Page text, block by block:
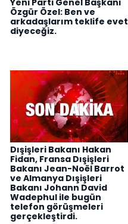
Yeni Parti Genel Başkanı
Özgür Özel: Ben ve
arkadaşlarım teklife evet
diyeceğiz.
Dışişleri Bakanı Hakan
Fidan, Fransa Dışişleri
Bakanı Jean-Noël Barrot
ve Almanya Dışişleri
Bakanı Johann David
Wadephul ile bugün
telefon görüşmeleri
gerçekleştirdi.